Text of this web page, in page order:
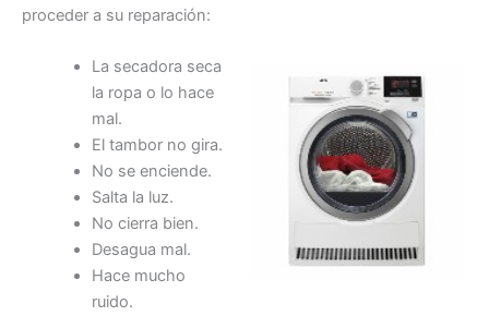
proceder a su reparación:
La secadora seca
la ropa o lo hace
mal.
El tambor no gira.
No se enciende.
Salta la luz.
No cierra bien.
Desagua mal.
Hace mucho
ruido.